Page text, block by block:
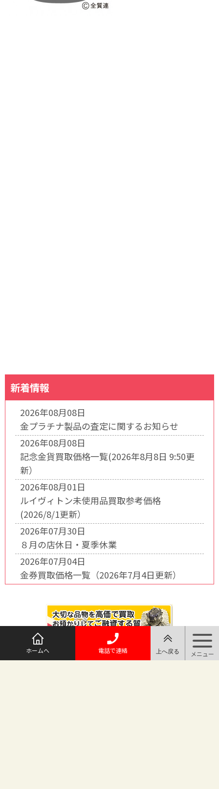
新着情報
2026年08月08日
金プラチナ製品の査定に関するお知らせ
2026年08月08日
記念金貨買取価格一覧(2026年8月8日 9:50更
新）
2026年08月01日
ルイヴィトン未使用品買取参考価格
(2026/8/1更新）
2026年07月30日
８月の店休日・夏季休業
2026年07月04日
金券買取価格一覧（2026年7月4日更新）
ホームへ 電話で連絡